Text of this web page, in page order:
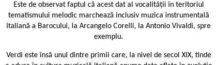
Este de observat faptul că acest dat al vocalității în teritoriul
tematismului melodic marchează inclusiv muzica instrumentală
italiană a Barocului, la Arcangelo Corelli, la Antonio Vivaldi, spre
exemplu.
Verdi este însă unul dintre primii care, la nivel de secol XIX, tinde